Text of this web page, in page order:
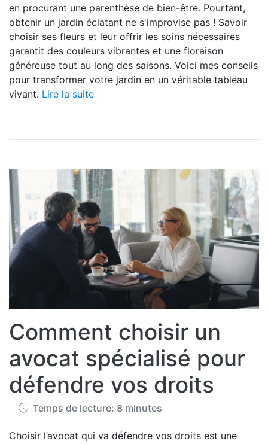
en procurant une parenthèse de bien-être. Pourtant,
obtenir un jardin éclatant ne s'improvise pas ! Savoir
choisir ses fleurs et leur offrir les soins nécessaires
garantit des couleurs vibrantes et une floraison
généreuse tout au long des saisons. Voici mes conseils
pour transformer votre jardin en un véritable tableau
vivant. Lire la suite
Comment choisir un
avocat spécialisé pour
défendre vos droits
Temps de lecture: 8 minutes
Choisir l’avocat qui va défendre vos droits est une